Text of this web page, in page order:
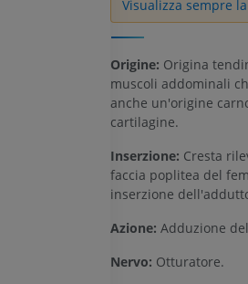
Visualizza sempre
Origine: Origina
muscoli addominali
anche un'origine
cartilagine.
Inserzione: Cresta
faccia poplitea del
inserzione
Azione: Adduzione
Nervo: Otturatore.